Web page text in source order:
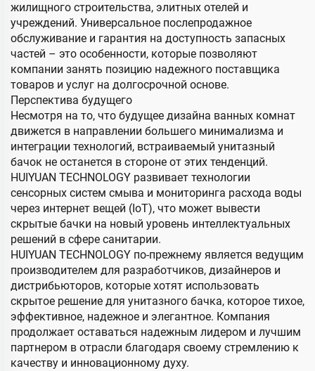
жилищного строительства, элитных отелей и
учреждений. Универсальное послепродажное
обслуживание и гарантия на доступность запасных
частей – это особенности, которые позволяют
компании занять позицию надежного поставщика
товаров и услуг на долгосрочной основе.
Перспектива будущего
Несмотря на то, что будущее дизайна ванных комнат
движется в направлении большего минимализма и
интеграции технологий, встраиваемый унитазный
бачок не останется в стороне от этих тенденций.
HUIYUAN TECHNOLOGY развивает технологии
сенсорных систем смыва и мониторинга расхода воды
через интернет вещей (IoT), что может вывести
скрытые бачки на новый уровень интеллектуальных
решений в сфере санитарии.
HUIYUAN TECHNOLOGY по-прежнему является ведущим
производителем для разработчиков, дизайнеров и
дистрибьюторов, которые хотят использовать
скрытое решение для унитазного бачка, которое тихое,
эффективное, надежное и элегантное. Компания
продолжает оставаться надежным лидером и лучшим
партнером в отрасли благодаря своему стремлению к
качеству и инновационному духу.